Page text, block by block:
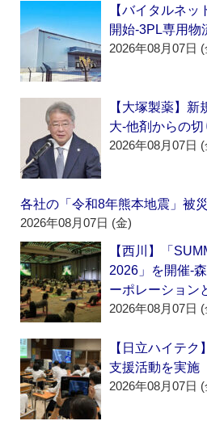
【バイタルネ
開始‐3PL専用物
2026年08月07日 (
【大塚製薬】
大‐他剤からの
2026年08月07日 (
各社の「令和8年熊本地震」被
2026年08月07日 (金)
【西川】「
2026」を開催‐
ーポレーション
2026年08月07日 (
【日立ハイテ
支援活動を実施
2026年08月07日 (